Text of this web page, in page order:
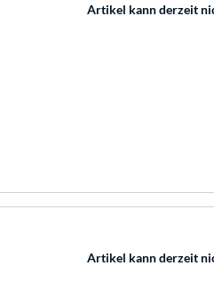
Artikel kann derzeit
Artikel kann derzeit